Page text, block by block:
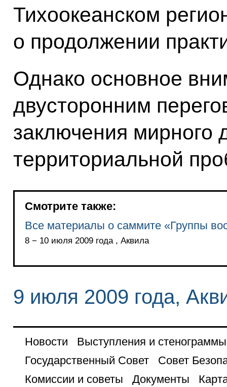
Тихоокеанском
о продолжении
Однако основное
двусторонним
заключения мирного
территориальной
Смотрите также:
Все материалы о саммите «Группы
8 − 10 июля 2009 года , Аквила
9 июля 2009 года,
Новости
Выступления и стенограммы
Государственный Совет
Совет
Комиссии и советы
Документы